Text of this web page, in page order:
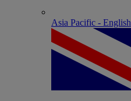
Asia Pacific - English